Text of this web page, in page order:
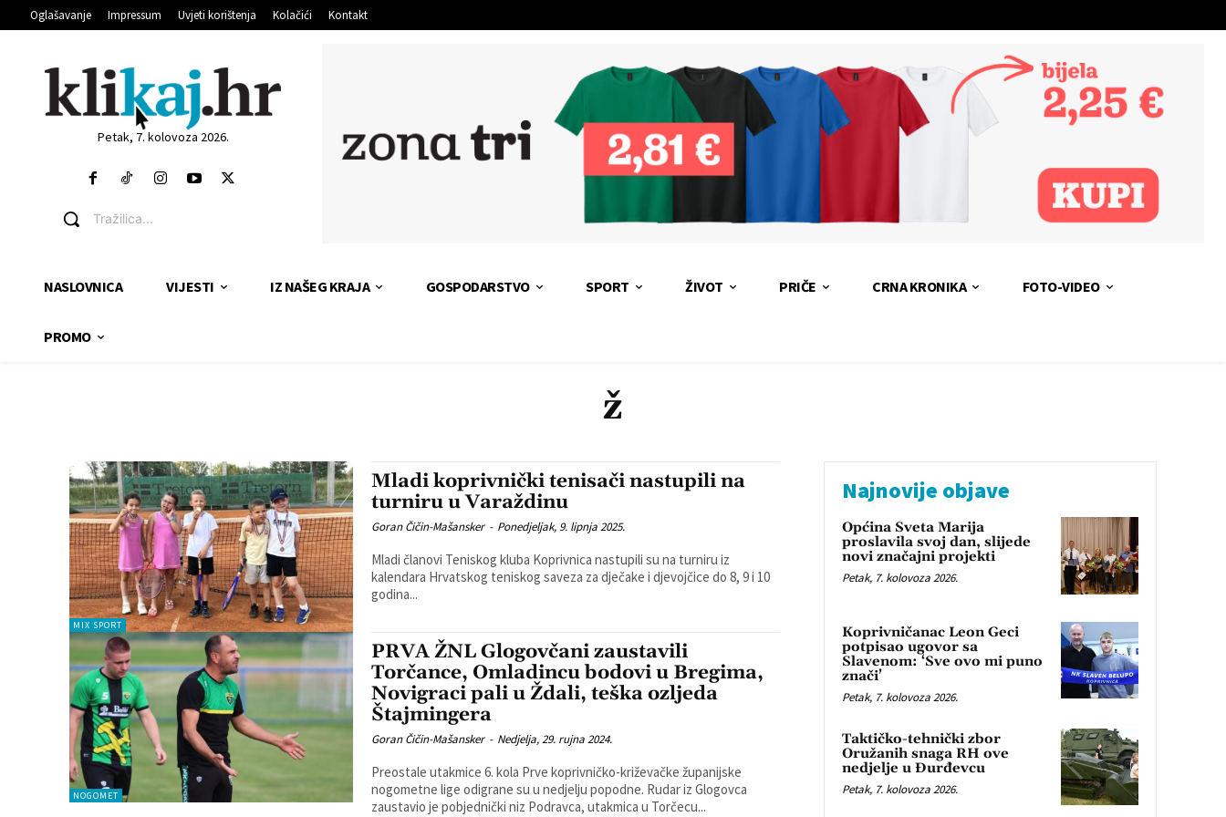
Oglašavanje Impressum Uvjeti korištenja Kolačići Kontakt
Petak, 7. kolovoza 2026.
Tražilica...
NASLOVNICA VIJESTI IZ NAŠEG KRAJA GOSPODARSTVO SPORT ŽIVOT PRIČE CRNA KRONIKA FOTO-VIDEO
PROMO
ž
MIX SPORT
Mladi koprivnički tenisači nastupili na
turniru u Varaždinu
Goran Čičin-Mašansker - Ponedjeljak, 9. lipnja 2025.
Mladi članovi Teniskog kluba Koprivnica nastupili su na turniru iz
kalendara Hrvatskog teniskog saveza za dječake i djevojčice do 8, 9 i 10
godina...
NOGOMET
PRVA ŽNL Glogovčani zaustavili
Torčance, Omladincu bodovi u Bregima,
Novigraci pali u Ždali, teška ozljeda
Štajmingera
Goran Čičin-Mašansker - Nedjelja, 29. rujna 2024.
Preostale utakmice 6. kola Prve koprivničko-križevačke županijske
nogometne lige odigrane su u nedjelju popodne. Rudar iz Glogovca
zaustavio je pobjednički niz Podravca, utakmica u Torčecu...
Najnovije objave
Općina Sveta Marija
proslavila svoj dan, slijede
novi značajni projekti
Petak, 7. kolovoza 2026.
Koprivničanac Leon Geci
potpisao ugovor sa
Slavenom: ‘Sve ovo mi puno
znači’
Petak, 7. kolovoza 2026.
Taktičko-tehnički zbor
Oružanih snaga RH ove
nedjelje u Đurđevcu
Petak, 7. kolovoza 2026.